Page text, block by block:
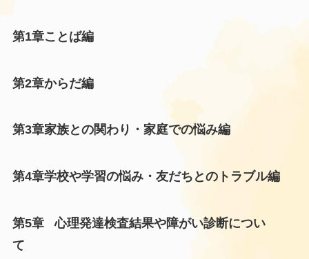
第1章ことば編
第2章からだ編
第3章家族との関わり・家庭での悩み編
第4章学校や学習の悩み・友だちとのトラブル編
第5章 心理発達検査結果や障がい診断につい
て